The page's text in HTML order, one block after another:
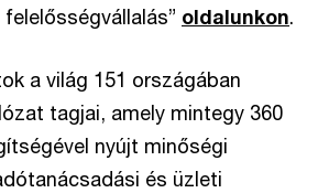
oldalunkon.
a világ 151 országában
tagjai, amely mintegy 360
nyújt minőségi
és üzleti